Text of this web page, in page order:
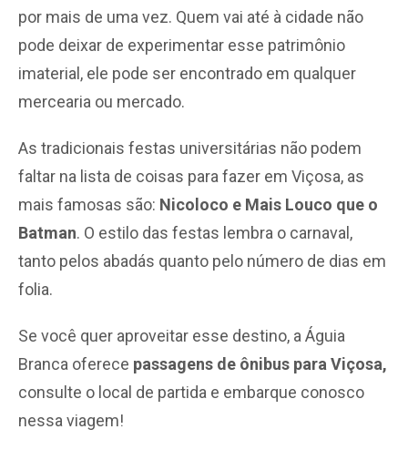
por mais de uma vez. Quem vai até à cidade não
pode deixar de experimentar esse patrimônio
imaterial, ele pode ser encontrado em qualquer
mercearia ou mercado.
As tradicionais festas universitárias não podem
faltar na lista de coisas para fazer em Viçosa, as
mais famosas são: Nicoloco e Mais Louco que o
Batman. O estilo das festas lembra o carnaval,
tanto pelos abadás quanto pelo número de dias em
folia.
Se você quer aproveitar esse destino, a Águia
Branca oferece passagens de ônibus para Viçosa,
consulte o local de partida e embarque conosco
nessa viagem!